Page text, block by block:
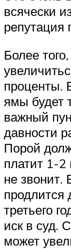
всячески
репутация
Более
проценты.
ямы будет
важный
давности
Порой
платит 1-2
не звонит.
продлится
третьего
иск в суд.
может